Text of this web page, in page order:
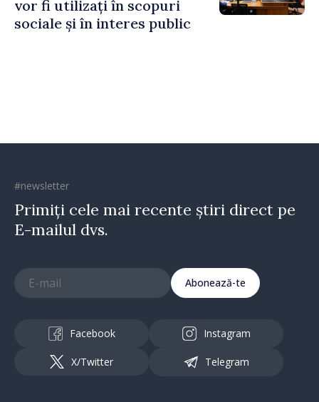
vor fi utilizați în scopuri
sociale și în interes public
#newsletter
Primiți cele mai recente știri direct pe
E-mailul dvs.
Abonează-te
Facebook Instagram
X/Twitter Telegram